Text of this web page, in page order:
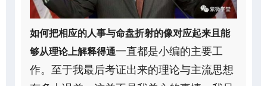
如何把相应的人事与命盘折射的像对应起来且能
够从理论上解释得通一直都是小编的主要工
作。至于我最后考证出来的理论与主流思想